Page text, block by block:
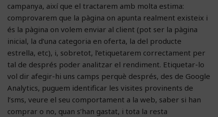
campanya, així que el tractarem amb molta estima:
comprovarem que la pàgina on apunta realment existeix i
és la pàgina on volem enviar al client (pot ser la pàgina
inicial, la d’una categoria en oferta, la del producte
estrella, etc), i, sobretot, l’etiquetarem correctament per
tal de després poder analitzar el rendiment. Etiquetar-lo
vol dir afegir-hi uns camps perquè després, des de Google
Analytics, puguem identificar les visites provinents de
l’sms, veure el seu comportament a la web, saber si han
comprar o no, quan s’han gastat, i tota la resta